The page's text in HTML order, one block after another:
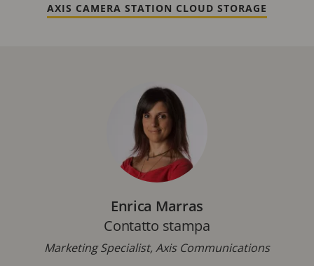
AXIS CAMERA STATION CLOUD STORAGE
Enrica Marras
Contatto stampa
Marketing Specialist, Axis Communications